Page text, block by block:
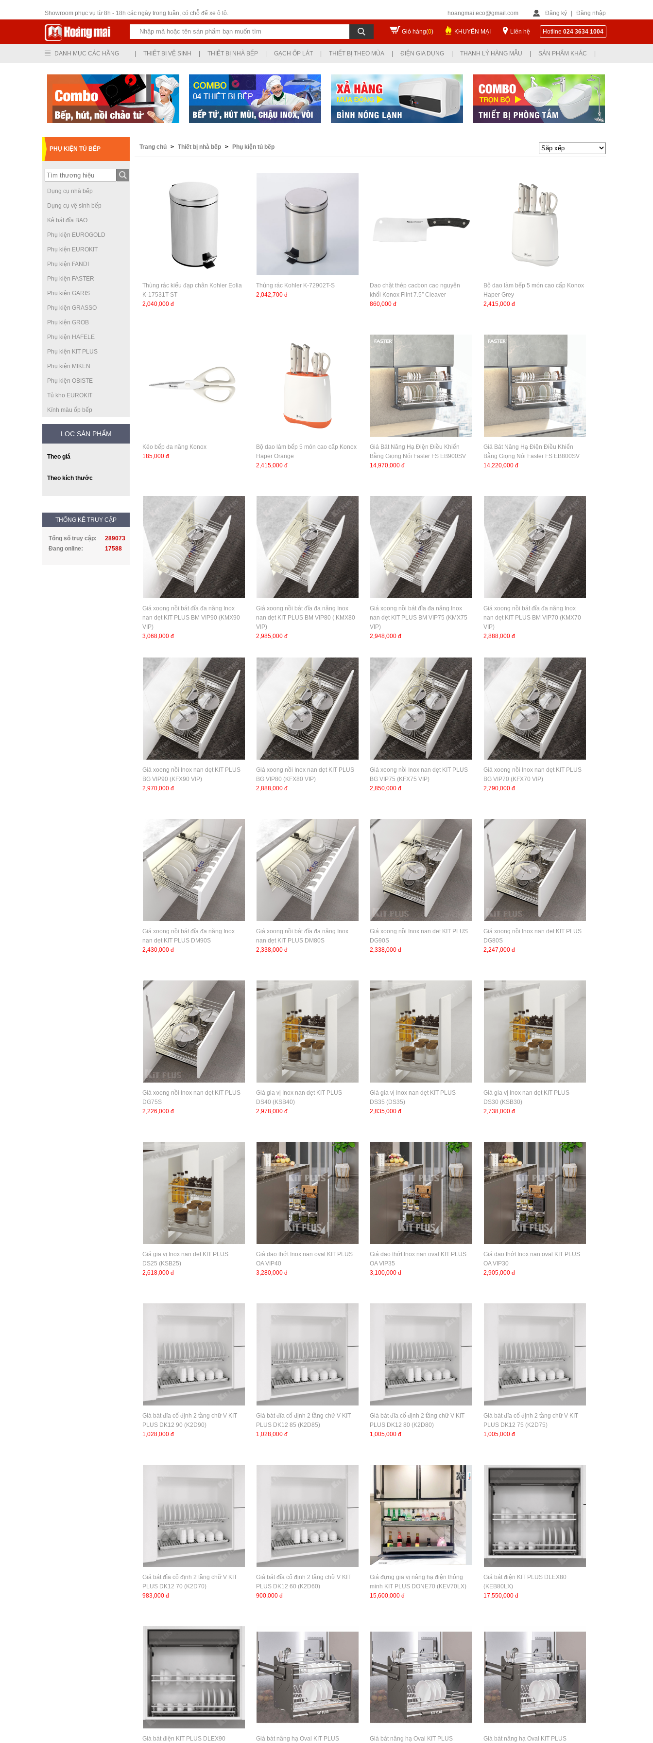
Showroom phục vụ từ 8h - 18h các ngày trong tuần, có chỗ để xe ô tô.
hoangmai.eco@gmail.com Đăng ký Đăng nhập
Giỏ hàng(0) KHUYẾN MẠI Liên hệ Hotline 024 3634 1004
DANH MỤC CÁC HÃNG THIẾT BỊ VỆ SINH THIẾT BỊ NHÀ BẾP GẠCH ỐP LÁT THIẾT BỊ THEO MÙA ĐIỆN GIA DỤNG THANH LÝ HÀNG MẪU SẢN PHẨM KHÁC
PHỤ KIỆN TỦ BẾP
PHỤ KIỆN TỦ BẾP
VÀ LINH KIỆN LẮP
ĐẶT THÊM TẠI
PHÒNG ĂN - GIÁ RẺ
Dụng cụ nhà bếp
Dụng cụ vệ sinh bếp
Kệ bát đĩa BAO
Phụ kiện EUROGOLD
Phụ kiện EUROKIT
Phụ kiện FANDI
Phụ kiện FASTER
Phụ kiện GARIS
Phụ kiện GRASSO
Phụ kiện GROB
Phụ kiện HAFELE
Phụ kiện KIT PLUS
Phụ kiện MIKEN
Phụ kiện OBISTE
Tủ kho EUROKIT
Kính màu ốp bếp
LỌC SẢN PHẨM
Theo giá
Theo kích thước
THỐNG KÊ TRUY CẬP
Tổng số truy cập:
289073
Đang online:
17588
Trang chủ > Thiết bị nhà bếp > Phụ kiện tủ bếp
Thùng rác kiểu đạp chân Kohler Eolia
K-17531T-ST
2,040,000 đ
Thùng rác Kohler K-72902T-S
2,042,700 đ
Dao chặt thép cacbon cao nguyên
khối Konox Flint 7.5″ Cleaver
860,000 đ
Bộ dao làm bếp 5 món cao cấp Konox
Haper Grey
2,415,000 đ
Kéo bếp đa năng Konox
185,000 đ
Bộ dao làm bếp 5 món cao cấp Konox
Haper Orange
2,415,000 đ
Giá Bát Nâng Hạ Điện Điều Khiển
Bằng Giọng Nói Faster FS EB900SV
14,970,000 đ
Giá Bát Nâng Hạ Điện Điều Khiển
Bằng Giọng Nói Faster FS EB800SV
14,220,000 đ
Giá xoong nồi bát đĩa đa năng Inox
nan dẹt KIT PLUS BM VIP90 (KMX90
VIP)
3,068,000 đ
Giá xoong nồi bát đĩa đa năng Inox
nan dẹt KIT PLUS BM VIP80 ( KMX80
VIP)
2,985,000 đ
Giá xoong nồi bát đĩa đa năng Inox
nan dẹt KIT PLUS BM VIP75 (KMX75
VIP)
2,948,000 đ
Giá xoong nồi bát đĩa đa năng Inox
nan dẹt KIT PLUS BM VIP70 (KMX70
VIP)
2,888,000 đ
Giá xoong nồi Inox nan dẹt KIT PLUS
BG VIP90 (KFX90 VIP)
2,970,000 đ
Giá xoong nồi Inox nan dẹt KIT PLUS
BG VIP80 (KFX80 VIP)
2,888,000 đ
Giá xoong nồi Inox nan dẹt KIT PLUS
BG VIP75 (KFX75 VIP)
2,850,000 đ
Giá xoong nồi Inox nan dẹt KIT PLUS
BG VIP70 (KFX70 VIP)
2,790,000 đ
Giá xoong nồi bát đĩa đa năng Inox
nan dẹt KIT PLUS DM90S
2,430,000 đ
Giá xoong nồi bát đĩa đa năng Inox
nan dẹt KIT PLUS DM80S
2,338,000 đ
Giá xoong nồi Inox nan dẹt KIT PLUS
DG90S
2,338,000 đ
Giá xoong nồi Inox nan dẹt KIT PLUS
DG80S
2,247,000 đ
Giá xoong nồi Inox nan dẹt KIT PLUS
DG75S
2,226,000 đ
Giá gia vị Inox nan dẹt KIT PLUS
DS40 (KSB40)
2,978,000 đ
Giá gia vị Inox nan dẹt KIT PLUS
DS35 (DS35)
2,835,000 đ
Giá gia vị Inox nan dẹt KIT PLUS
DS30 (KSB30)
2,738,000 đ
Giá gia vị Inox nan dẹt KIT PLUS
DS25 (KSB25)
2,618,000 đ
Giá dao thớt Inox nan oval KIT PLUS
OA VIP40
3,280,000 đ
Giá dao thớt Inox nan oval KIT PLUS
OA VIP35
3,100,000 đ
Giá dao thớt Inox nan oval KIT PLUS
OA VIP30
2,905,000 đ
Giá bát đĩa cố định 2 tầng chữ V KIT
PLUS DK12 90 (K2D90)
1,028,000 đ
Giá bát đĩa cố định 2 tầng chữ V KIT
PLUS DK12 85 (K2D85)
1,028,000 đ
Giá bát đĩa cố định 2 tầng chữ V KIT
PLUS DK12 80 (K2D80)
1,005,000 đ
Giá bát đĩa cố định 2 tầng chữ V KIT
PLUS DK12 75 (K2D75)
1,005,000 đ
Giá bát đĩa cố định 2 tầng chữ V KIT
PLUS DK12 70 (K2D70)
983,000 đ
Giá bát đĩa cố định 2 tầng chữ V KIT
PLUS DK12 60 (K2D60)
900,000 đ
Giá đựng gia vị nâng hạ điện thông
minh KIT PLUS DONE70 (KEV70LX)
15,600,000 đ
Giá bát điện KIT PLUS DLEX80
(KEB80LX)
17,550,000 đ
Giá bát điện KIT PLUS DLEX90 Giá bát nâng hạ Oval KIT PLUS Giá bát nâng hạ Oval KIT PLUS Giá bát nâng hạ Oval KIT PLUS